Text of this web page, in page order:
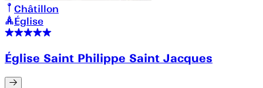
Châtillon
Église
Église Saint Philippe Saint Jacques